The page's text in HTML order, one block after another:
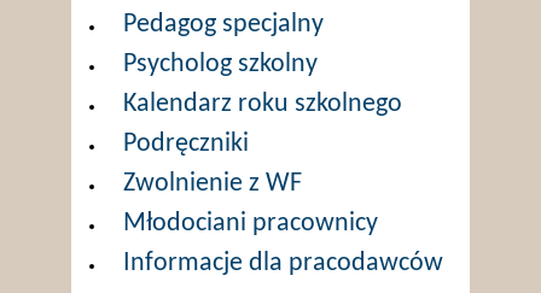
Pedagog specjalny
Psycholog szkolny
Kalendarz roku szkolnego
Podręczniki
Zwolnienie z WF
Młodociani pracownicy
Informacje dla pracodawców